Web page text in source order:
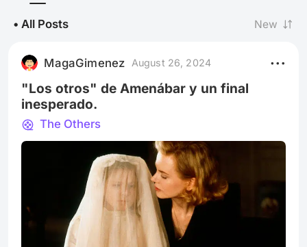
• All Posts New
MagaGimenez August 26, 2024
"Los otros" de Amenábar y un final
inesperado.
The Others